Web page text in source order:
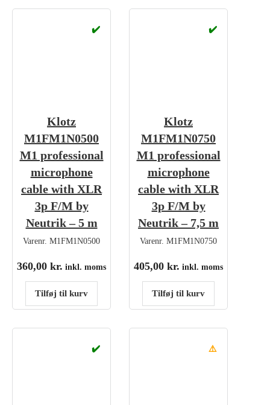
✔️
Klotz
M1FM1N0500
M1 professional
microphone
cable with XLR
3p F/M by
Neutrik – 5 m
Varenr. M1FM1N0500
360,00 kr. inkl. moms
Tilføj til kurv
✔️
Klotz
M1FM1N0750
M1 professional
microphone
cable with XLR
3p F/M by
Neutrik – 7,5 m
Varenr. M1FM1N0750
405,00 kr. inkl. moms
Tilføj til kurv
✔️ ⚠️